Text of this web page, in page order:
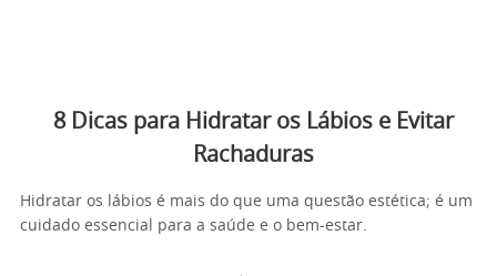
8 Dicas para Hidratar os Lábios e Evitar
Rachaduras
Hidratar os lábios é mais do que uma questão estética; é um
cuidado essencial para a saúde e o bem-estar.